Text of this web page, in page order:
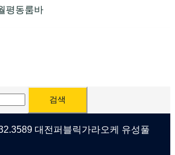
평동룸바
대전퍼블릭가라오케 유성풀